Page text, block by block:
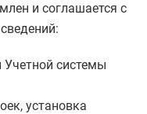
и соглашается с
Учетной системы
установка